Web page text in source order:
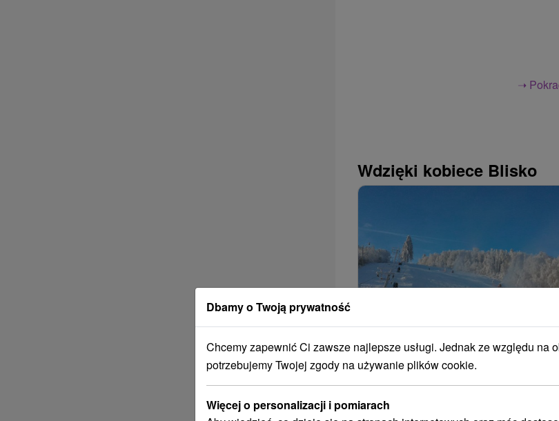
➝
Wdzięki kobiece Blisko
Ośrodek narciarski Pezinská
Dbamy o Twoją prywatność
Chcemy zapewnić Ci zawsze najlepsze usługi. Jednak ze względu na
potrzebujemy Twojej zgody na używanie plików cookie.
Więcej o personalizacji i pomiarach